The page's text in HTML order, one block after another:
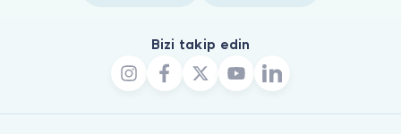
Bizi takip edin